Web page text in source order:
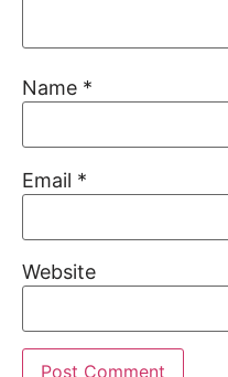
Name *
Email *
Website